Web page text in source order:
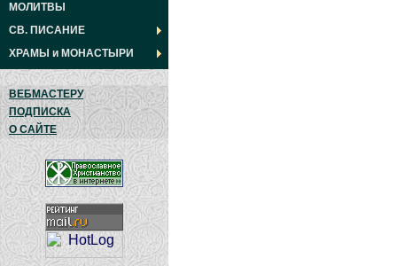
МОЛИТВЫ
СВ. ПИСАНИЕ
ХРАМЫ и МОНАСТЫРИ
ВЕБМАСТЕРУ
ПОДПИСКА
О САЙТЕ